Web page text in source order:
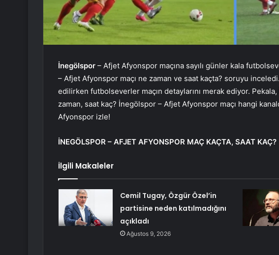
İnegölspor – Afjet Afyonspor maçına sayılı günler kala
– Afjet Afyonspor maçı ne zaman ve saat kaçta? soruyu
edilirken futbolseverler maçın detaylarını merak ediyor.
zaman, saat kaç? İnegölspor – Afjet Afyonspor maçı hangi
Afyonspor izle!
İNEGÖLSPOR – AFJET AFYONSPOR MAÇ KAÇTA, SAAT KAÇ?
İlgili Makaleler
Cemil Tugay, Özgür Özel’in
partisine neden katılmadığını
açıkladı
Ağustos 9, 2026